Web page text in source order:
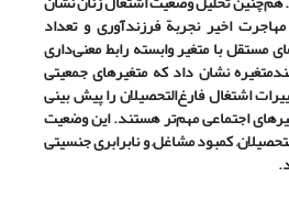
اخیر نجربة فرزندآوری و تعداد
مستقل با متغیر وابسته رابط معنی‌داری
نشان داد که متغیرهای جمعیتی
اشتغال فارغ‌التحصیلان را پیش بینی
اجتماعی مهم‌تر هستند. این وضعیت
کمبود مشاغل, و نابرابری جنسیتی